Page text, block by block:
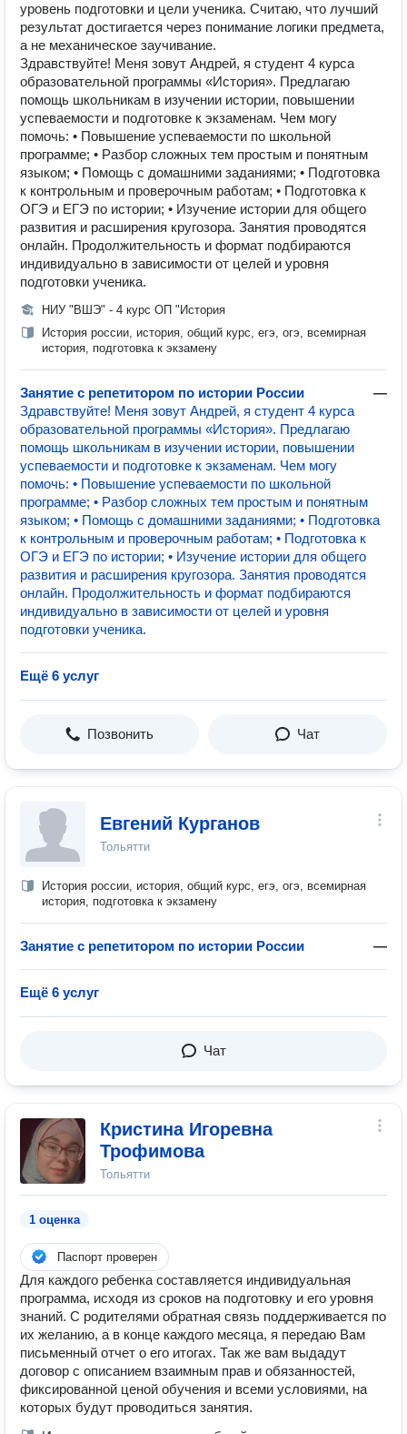
уровень подготовки и цели ученика. Считаю, что лучший
результат достигается через понимание логики предмета,
а не механическое заучивание.
Здравствуйте! Меня зовут Андрей, я студент 4 курса
образовательной программы «История». Предлагаю
помощь школьникам в изучении истории, повышении
успеваемости и подготовке к экзаменам. Чем могу
помочь: • Повышение успеваемости по школьной
программе; • Разбор сложных тем простым и понятным
языком; • Помощь с домашними заданиями; • Подготовка
к контрольным и проверочным работам; • Подготовка к
ОГЭ и ЕГЭ по истории; • Изучение истории для общего
развития и расширения кругозора. Занятия проводятся
онлайн. Продолжительность и формат подбираются
индивидуально в зависимости от целей и уровня
подготовки ученика.
НИУ "ВШЭ" - 4 курс ОП "История
История россии, история, общий курс, егэ, огэ, всемирная
история, подготовка к экзамену
Занятие с репетитором по истории России
—
Здравствуйте! Меня зовут Андрей, я студент 4 курса
образовательной программы «История». Предлагаю
помощь школьникам в изучении истории, повышении
успеваемости и подготовке к экзаменам. Чем могу
помочь: • Повышение успеваемости по школьной
программе; • Разбор сложных тем простым и понятным
языком; • Помощь с домашними заданиями; • Подготовка
к контрольным и проверочным работам; • Подготовка к
ОГЭ и ЕГЭ по истории; • Изучение истории для общего
развития и расширения кругозора. Занятия проводятся
онлайн. Продолжительность и формат подбираются
индивидуально в зависимости от целей и уровня
подготовки ученика.
Ещё 6 услуг
Позвонить Чат
Евгений Курганов
Тольятти
История россии, история, общий курс, егэ, огэ, всемирная
история, подготовка к экзамену
Занятие с репетитором по истории России —
Ещё 6 услуг
Чат
Кристина Игоревна
Трофимова
Тольятти
1 оценка
Паспорт проверен
Для каждого ребенка составляется индивидуальная
программа, исходя из сроков на подготовку и его уровня
знаний. С родителями обратная связь поддерживается по
их желанию, а в конце каждого месяца, я передаю Вам
письменный отчет о его итогах. Так же вам выдадут
договор с описанием взаимным прав и обязанностей,
фиксированной ценой обучения и всеми условиями, на
которых будут проводиться занятия.